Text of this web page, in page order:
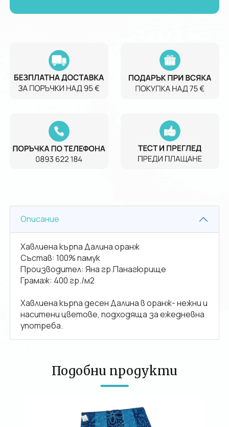
Описание
Хавлиена кърпа Далина оранж
Състав: 100% памук
Производител: Яна гр.Панагюрище
Грамаж: 400 гр./м2
Хавлиена кърпа десен Далина в оранж- нежни и
наситени цветове, подходяща за ежедневна
употреба.
Подобни продукти